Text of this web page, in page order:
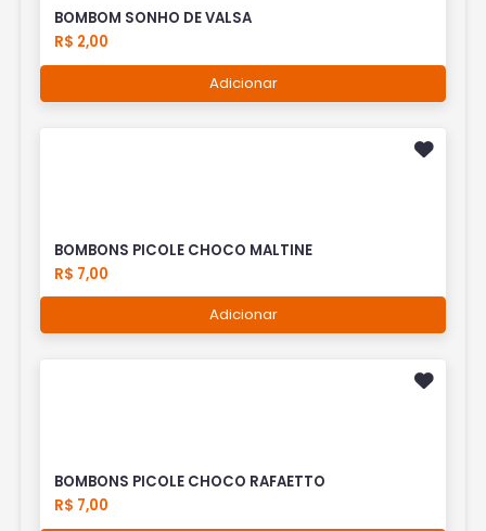
BOMBOM SONHO DE VALSA
R$ 2,00
Adicionar
BOMBONS PICOLE CHOCO MALTINE
R$ 7,00
Adicionar
BOMBONS PICOLE CHOCO RAFAETTO
R$ 7,00